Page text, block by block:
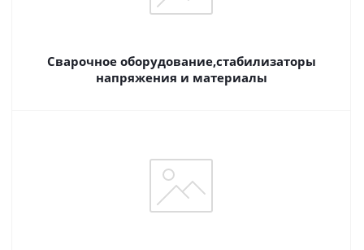
Сварочное оборудование,стабилизаторы
напряжения и материалы